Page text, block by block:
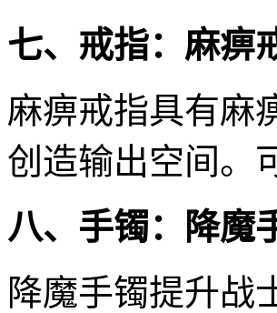
七、戒指：麻痹
麻痹戒指具有麻
创造输出空间。
八、手镯：降魔
降魔手镯提升战